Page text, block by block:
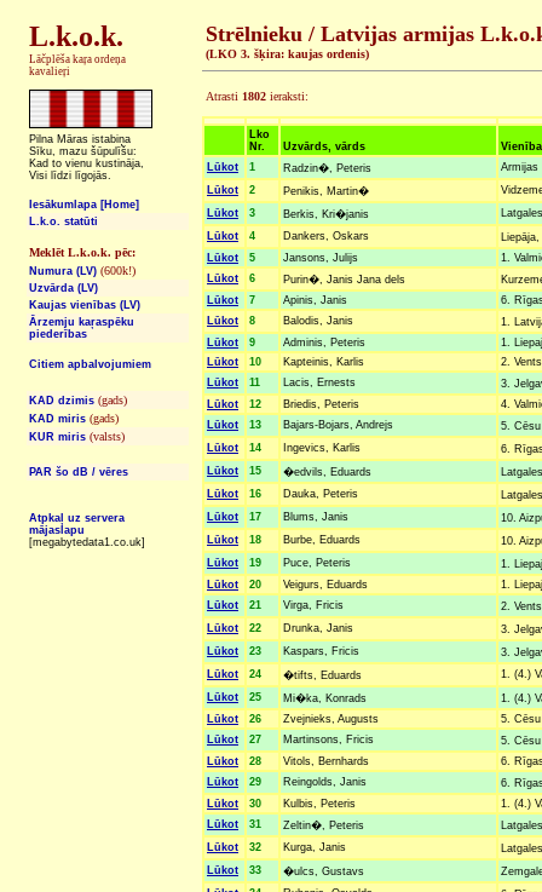
L.k.o.k.
Lāčplēša kaŗa ordeņa
kavalieŗi
Pilna Māras istabiņa
Sīku, mazu šūpulīšu:
Kad to vienu kustināja,
Visi līdzi līgojās.
Iesākumlapa [Home]
L.k.o. statūti
Meklēt L.k.o.k. pēc:
Numura (LV) (600k!)
Uzvārda (LV)
Kaujas vienības (LV)
Ārzemju kaŗaspēku
piederības
Citiem apbalvojumiem
KAD dzimis (gads)
KAD miris (gads)
KUR miris (valsts)
PAR šo dB / vēres
Atpkaļ uz servera
mājaslapu
[megabytedata1.co.uk]
Strēlnieku / Latvijas armijas
(LKO 3. šķira: kaujas ordenis)
Atrasti 1802 ieraksti:
Lko
Nr.
Uzvārds, vārds
Lūkot
1 Radzin�, Peteris
Armijas
Lūkot
2 Penikis, Martin�
Lūkot
3 Berkis, Kri�janis
Lūkot
4 Dankers, Oskars
Lūkot
5 Jansons, Julijs
1.
Lūkot
6 Purin�, Janis Jana dels
Lūkot
7 Apinis, Janis
6.
Lūkot
8 Balodis, Janis
1.
Lūkot
9 Adminis, Peteris
1.
Lūkot
10 Kapteinis, Karlis
2.
Lūkot
11 Lacis, Ernests
3.
Lūkot
12 Briedis, Peteris
4.
Lūkot
13 Bajars-Bojars, Andrejs
5.
Lūkot
14 Ingevics, Karlis
6.
Lūkot
15 �edvils, Eduards
Lūkot
16 Dauka, Peteris
Lūkot
17 Blums, Janis
10.
Lūkot
18 Burbe, Eduards
10.
Lūkot
19 Puce, Peteris
1.
Lūkot
20 Veigurs, Eduards
1.
Lūkot
21 Virga, Fricis
2.
Lūkot
22 Drunka, Janis
3.
Lūkot
23 Kaspars, Fricis
3.
Lūkot
24 �tifts, Eduards
1. (4.)
Lūkot
25 Mi�ka, Konrads
1. (4.)
Lūkot
26 Zvejnieks, Augusts
5.
Lūkot
27 Martinsons, Fricis
5.
Lūkot
28 Vitols, Bernhards
6.
Lūkot
29 Reingolds, Janis
6.
Lūkot
30 Kulbis, Peteris
1. (4.)
Lūkot
31 Zeltin�, Peteris
Lūkot
32 Kurga, Janis
Lūkot
33 �ulcs, Gustavs